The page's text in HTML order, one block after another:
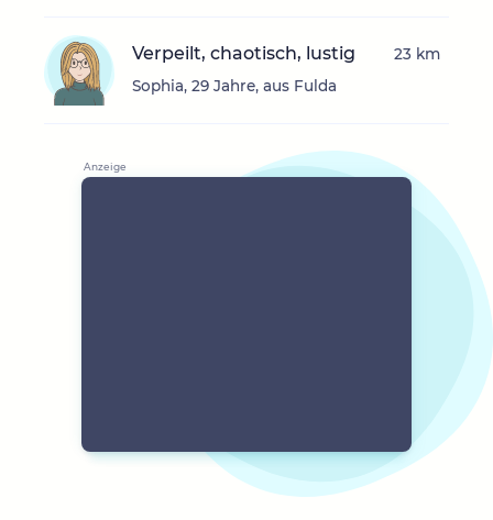
Verpeilt, chaotisch, lustig
Sophia, 29 Jahre, aus Fulda
23 km